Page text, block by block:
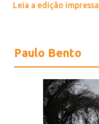
Leia a edição impressa
Paulo Bento